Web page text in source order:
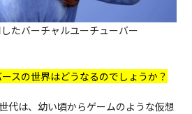
たバーチャルユーチューバー
スの世界はどうなるのでしょうか？
代は、幼い頃からゲームのような仮想